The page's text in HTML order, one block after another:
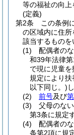
等の福祉の向上
(定義)
第2条
この条例
の区域内に住
該当するものを
(1)
配偶者の
和39年法律
で現に児童を
規定により扶
以下同じ。)
(2)
前号及び
(3)
父母のな
第3条に規定
(4)
配偶者の
条第2項に規